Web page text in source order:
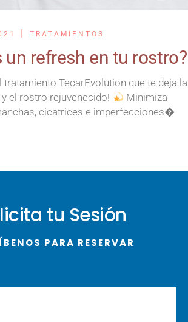
TRATAMIENTOS
un refresh en tu rostro?
tratamiento TecarEvolution que te deja la
el rostro rejuvenecido!
Minimiza
cicatrices e imperfecciones�
tu Sesión
PARA RESERVAR